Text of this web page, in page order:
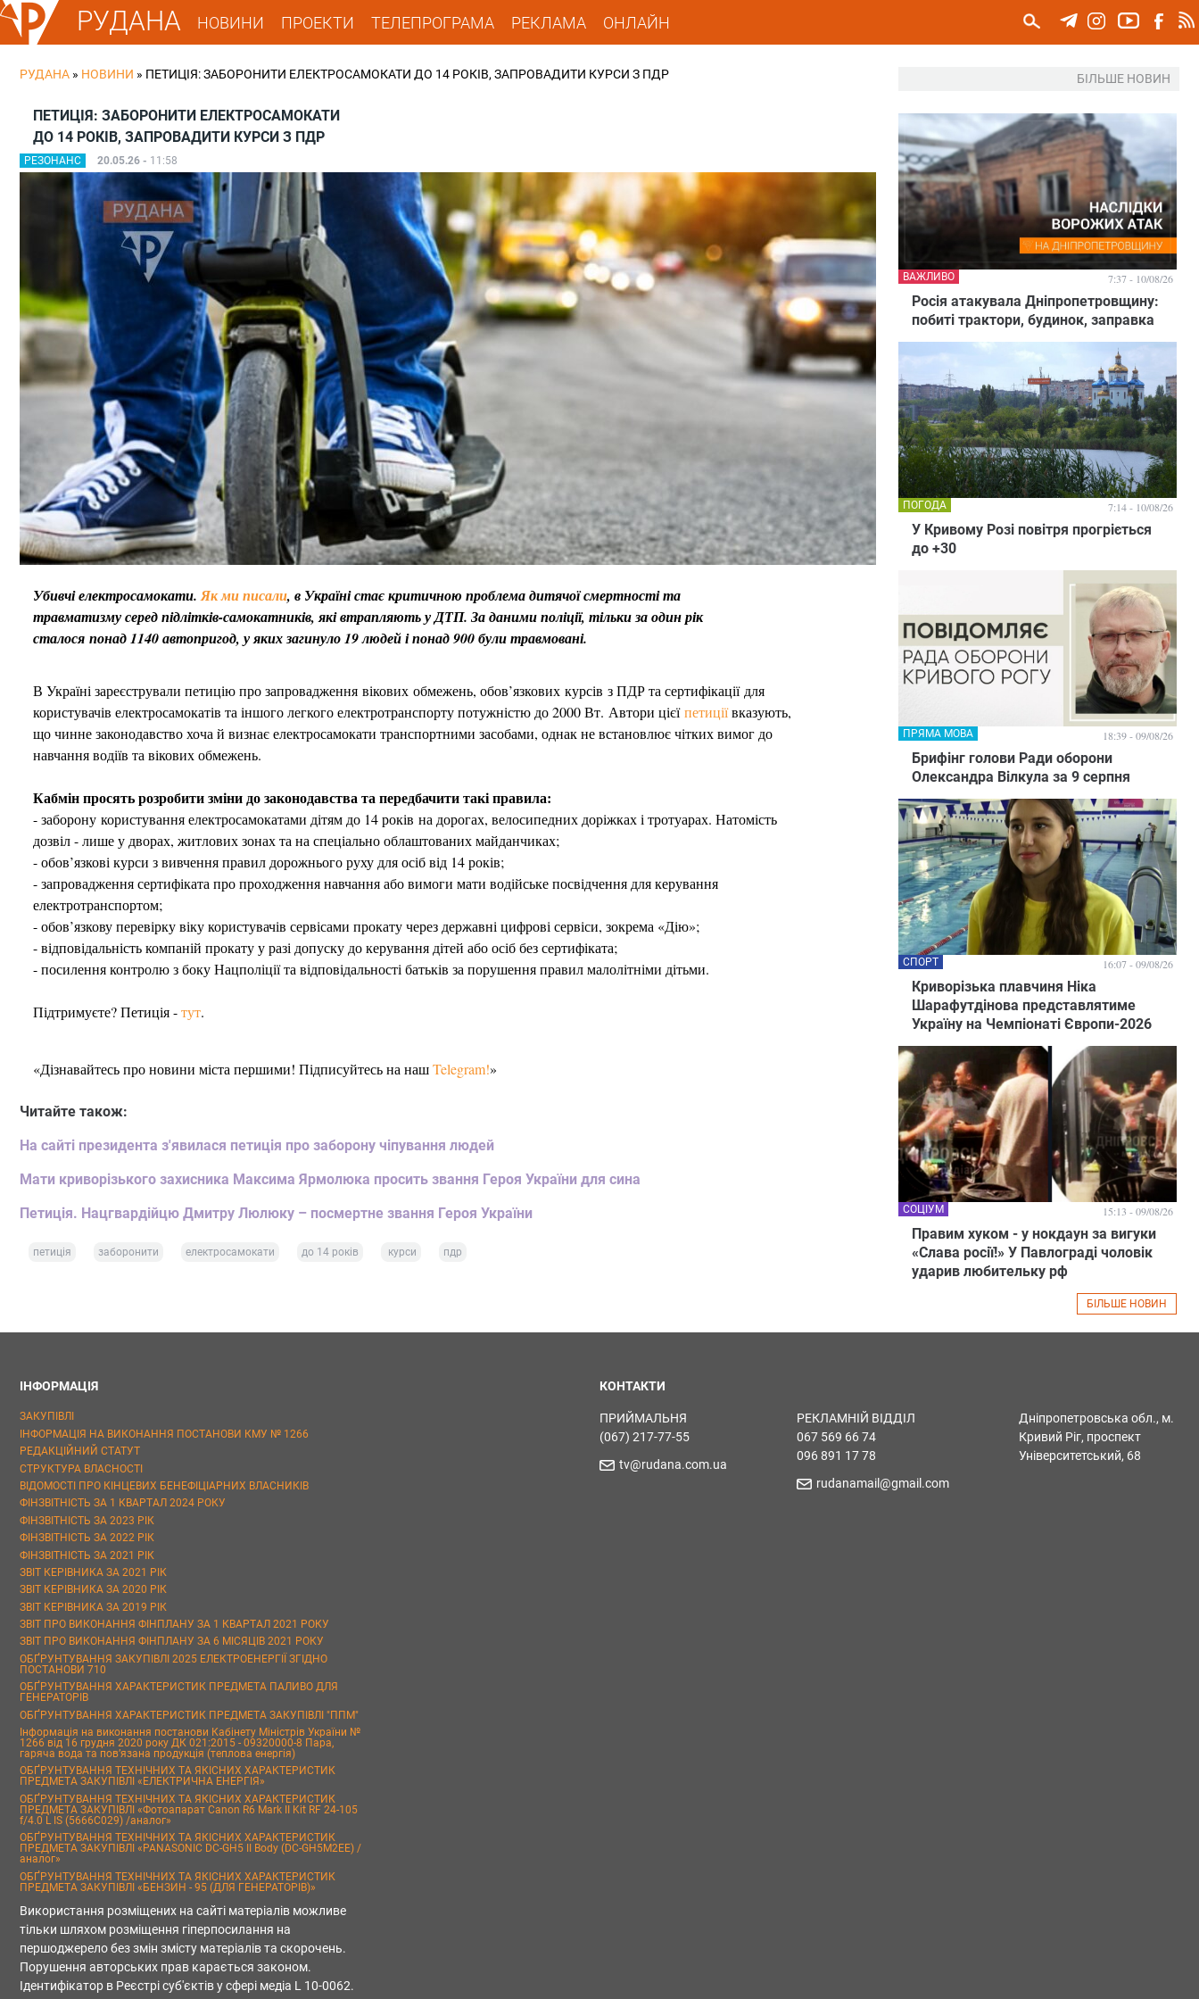
РУДАНА НОВИНИ ПРОЕКТИ ТЕЛЕПРОГРАМА РЕКЛАМА ОНЛАЙН
РУДАНА » НОВИНИ » ПЕТИЦІЯ: ЗАБОРОНИТИ ЕЛЕКТРОСАМОКАТИ ДО 14 РОКІВ, ЗАПРОВАДИТИ КУРСИ З ПДР
ПЕТИЦІЯ: ЗАБОРОНИТИ ЕЛЕКТРОСАМОКАТИ
ДО 14 РОКІВ, ЗАПРОВАДИТИ КУРСИ З ПДР
РЕЗОНАНС 20.05.26 - 11:58
Убивчі електросамокати.Як ми писали, в Україні стає критичною проблема дитячої смертності та
травматизму серед підлітків-самокатників, які втрапляють у ДТП. За даними поліції, тільки за один рік
сталося понад 1140 автопригод, у яких загинуло 19 людей і понад 900 були травмовані.
В Україні зареєстрували петицію про запровадження вікових обмежень, обов’язкових курсів з ПДР та сертифікації для
користувачів електросамокатів та іншого легкого електротранспорту потужністю до 2000 Вт. Автори цієїпетиціївказують,
що чинне законодавство хоча й визнає електросамокати транспортними засобами, однак не встановлює чітких вимог до
навчання водіїв та вікових обмежень.
Кабмін просять розробити зміни до законодавства та передбачити такі правила:
- заборону користування електросамокатами дітям до 14 років на дорогах, велосипедних доріжках і тротуарах. Натомість
дозвіл - лише у дворах, житлових зонах та на спеціально облаштованих майданчиках;
- обов’язкові курси з вивчення правил дорожнього руху для осіб від 14 років;
- запровадження сертифіката про проходження навчання або вимоги мати водійське посвідчення для керування
електротранспортом;
- обов’язкову перевірку віку користувачів сервісами прокату через державні цифрові сервіси, зокрема «Дію»;
- відповідальність компаній прокату у разі допуску до керування дітей або осіб без сертифіката;
- посилення контролю з боку Нацполіції та відповідальності батьків за порушення правил малолітніми дітьми.
Підтримуєте? Петиція -тут.
«Дізнавайтесь про новини міста першими! Підписуйтесь на нашTelegram!»
Читайте також:
На сайті президента з'явилася петиція про заборону чіпування людей
Мати криворізького захисника Максима Ярмолюка просить звання Героя України для сина
Петиція. Нацгвардійцю Дмитру Люлюку – посмертне звання Героя України
петиція заборонити електросамокати до 14 років курси пдр
БІЛЬШЕ НОВИН
Росія атакувала Дніпропетровщину:
побиті трактори, будинок, заправка
ВАЖЛИВО 7:37 - 10/08/26
У Кривому Розі повітря прогріється
до +30
ПОГОДА 7:14 - 10/08/26
Брифінг голови Ради оборони
Олександра Вілкула за 9 серпня
ПРЯМА МОВА 18:39 - 09/08/26
Криворізька плавчиня Ніка
Шарафутдінова представлятиме
Україну на Чемпіонаті Європи-2026
СПОРТ 16:07 - 09/08/26
Правим хуком - у нокдаун за вигуки
«Слава росії!» У Павлограді чоловік
ударив любительку рф
СОЦІУМ 15:13 - 09/08/26
БІЛЬШЕ НОВИН
ІНФОРМАЦІЯ
ЗАКУПІВЛІ
ІНФОРМАЦІЯ НА ВИКОНАННЯ ПОСТАНОВИ КМУ № 1266
РЕДАКЦІЙНИЙ СТАТУТ
СТРУКТУРА ВЛАСНОСТІ
ВІДОМОСТІ ПРО КІНЦЕВИХ БЕНЕФІЦІАРНИХ ВЛАСНИКІВ
ФІНЗВІТНІСТЬ ЗА 1 КВАРТАЛ 2024 РОКУ
ФІНЗВІТНІСТЬ ЗА 2023 РІК
ФІНЗВІТНІСТЬ ЗА 2022 РІК
ФІНЗВІТНІСТЬ ЗА 2021 РІК
ЗВІТ КЕРІВНИКА ЗА 2021 РІК
ЗВІТ КЕРІВНИКА ЗА 2020 РІК
ЗВІТ КЕРІВНИКА ЗА 2019 РІК
ЗВІТ ПРО ВИКОНАННЯ ФІНПЛАНУ ЗА 1 КВАРТАЛ 2021 РОКУ
ЗВІТ ПРО ВИКОНАННЯ ФІНПЛАНУ ЗА 6 МІСЯЦІВ 2021 РОКУ
ОБҐРУНТУВАННЯ ЗАКУПІВЛІ 2025 ЕЛЕКТРОЕНЕРГІЇ ЗГІДНО
ПОСТАНОВИ 710
ОБҐРУНТУВАННЯ ХАРАКТЕРИСТИК ПРЕДМЕТА ПАЛИВО ДЛЯ
ГЕНЕРАТОРІВ
ОБҐРУНТУВАННЯ ХАРАКТЕРИСТИК ПРЕДМЕТА ЗАКУПІВЛІ "ППМ"
Інформація на виконання постанови Кабінету Міністрів України №
1266 від 16 грудня 2020 року ДК 021:2015 - 09320000-8 Пара,
гаряча вода та пов’язана продукція (теплова енергія)
ОБҐРУНТУВАННЯ ТЕХНІЧНИХ ТА ЯКІСНИХ ХАРАКТЕРИСТИК
ПРЕДМЕТА ЗАКУПІВЛІ «ЕЛЕКТРИЧНА ЕНЕРГІЯ»
ОБҐРУНТУВАННЯ ТЕХНІЧНИХ ТА ЯКІСНИХ ХАРАКТЕРИСТИК
ПРЕДМЕТА ЗАКУПІВЛІ «Фотоапарат Canon R6 Mark II Kit RF 24-105
f/4.0 L IS (5666C029) /аналог»
ОБҐРУНТУВАННЯ ТЕХНІЧНИХ ТА ЯКІСНИХ ХАРАКТЕРИСТИК
ПРЕДМЕТА ЗАКУПІВЛІ «PANASONIC DC-GH5 II Body (DC-GH5M2EE) /
аналог»
ОБҐРУНТУВАННЯ ТЕХНІЧНИХ ТА ЯКІСНИХ ХАРАКТЕРИСТИК
ПРЕДМЕТА ЗАКУПІВЛІ «БЕНЗИН - 95 (ДЛЯ ГЕНЕРАТОРІВ)»
Використання розміщених на сайті матеріалів можливе
тільки шляхом розміщення гіперпосилання на
першоджерело без змін змісту матеріалів та скорочень.
Порушення авторських прав карається законом.
Ідентифікатор в Реєстрі суб'єктів у сфері медіа L 10-0062.
КОНТАКТИ
ПРИЙМАЛЬНЯ
(067) 217-77-55
tv@rudana.com.ua
РЕКЛАМНІЙ ВІДДІЛ
067 569 66 74
096 891 17 78
rudanamail@gmail.com
Дніпропетровська обл., м.
Кривий Ріг, проспект
Університетський, 68